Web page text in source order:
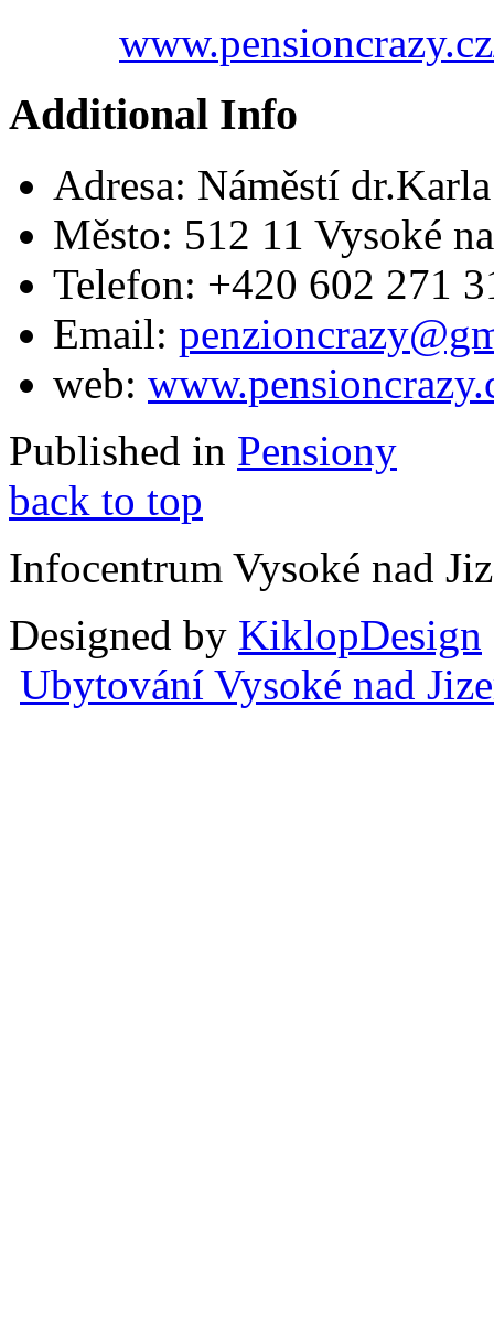
Additional Info
Adresa: Náměstí
Město: 512 11 Vysoké
Telefon: +420 602 271
Email:
web:
Published in Pensiony
back to top
Infocentrum Vysoké nad
Designed by KiklopDesign
Ubytování Vysoké nad